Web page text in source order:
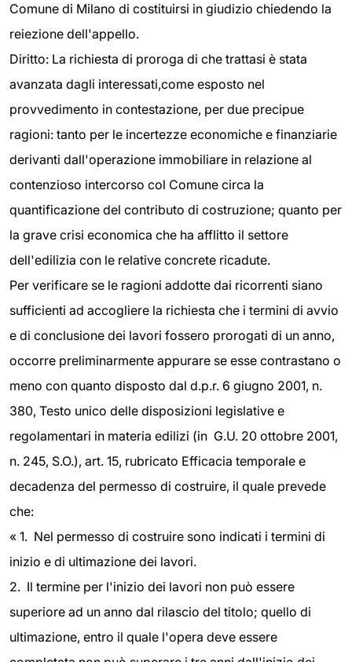
Comune di Milano di costituirsi in giudizio chiedendo la
reiezione dell'appello.
Diritto: La richiesta di proroga di che trattasi è stata
avanzata dagli interessati,come esposto nel
provvedimento in contestazione, per due precipue
ragioni: tanto per le incertezze economiche e finanziarie
derivanti dall'operazione immobiliare in relazione al
contenzioso intercorso col Comune circa la
quantificazione del contributo di costruzione; quanto per
la grave crisi economica che ha afflitto il settore
dell'edilizia con le relative concrete ricadute.
Per verificare se le ragioni addotte dai ricorrenti siano
sufficienti ad accogliere la richiesta che i termini di avvio
e di conclusione dei lavori fossero prorogati di un anno,
occorre preliminarmente appurare se esse contrastano o
meno con quanto disposto dal d.p.r. 6 giugno 2001, n.
380, Testo unico delle disposizioni legislative e
regolamentari in materia edilizi (in G.U. 20 ottobre 2001,
n. 245, S.O.), art. 15, rubricato Efficacia temporale e
decadenza del permesso di costruire, il quale prevede
che:
« 1. Nel permesso di costruire sono indicati i termini di
inizio e di ultimazione dei lavori.
2. Il termine per l'inizio dei lavori non può essere
superiore ad un anno dal rilascio del titolo; quello di
ultimazione, entro il quale l'opera deve essere